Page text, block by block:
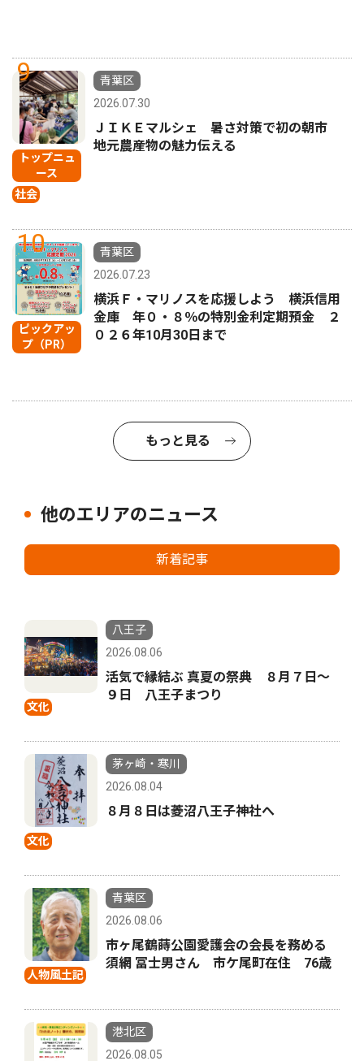
9
トップニュ
ース
社会
青葉区
2026.07.30
ＪＩＫＥマルシェ 暑さ対策で初の朝市
地元農産物の魅力伝える
10
ピックアッ
プ（PR）
青葉区
2026.07.23
横浜Ｆ・マリノスを応援しよう 横浜信用
金庫 年０・８％の特別金利定期預金 ２
０２６年10月30日まで
もっと見る
他のエリアのニュース
新着記事
文化
八王子
2026.08.06
活気で縁結ぶ 真夏の祭典 ８月７日〜
９日 八王子まつり
文化
茅ヶ崎・寒川
2026.08.04
８月８日は菱沼八王子神社へ
人物風土記
青葉区
2026.08.06
市ヶ尾鶴蒔公園愛護会の会長を務める
須網 冨士男さん 市ケ尾町在住 76歳
港北区
2026.08.05